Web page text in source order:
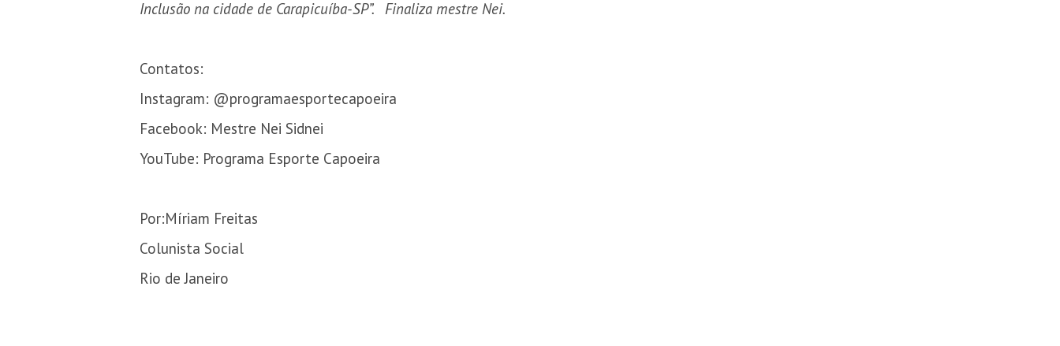
Inclusão na cidade de Carapicuíba-SP”. Finaliza mestre Nei.
Contatos:
Instagram: @programaesportecapoeira
Facebook: Mestre Nei Sidnei
YouTube: Programa Esporte Capoeira
Por:Míriam Freitas
Colunista Social
Rio de Janeiro